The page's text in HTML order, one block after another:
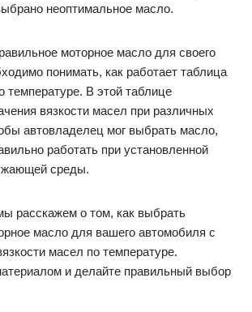
неоптимальное масло.
моторное масло для своего
понимать, как работает таблица
температуре. В этой таблице
вязкости масел при различных
автовладелец мог выбрать масло,
работать при установленной
среды.
расскажем о том, как выбрать
масло для вашего автомобиля с
масел по температуре.
и делайте правильный выбор